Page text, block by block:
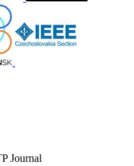
Journal